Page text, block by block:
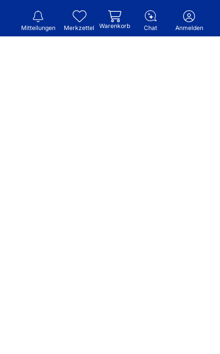
Mitteilungen Merkzettel Warenkorb Chat Anmelden